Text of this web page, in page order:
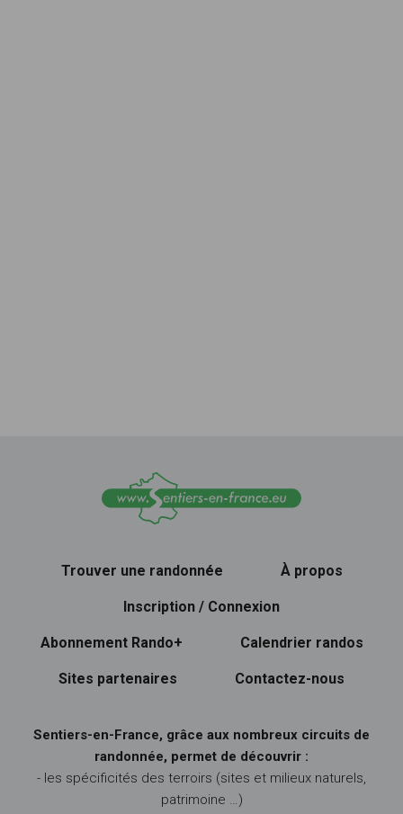
Trouver une randonnée À propos
Inscription / Connexion
Abonnement Rando+ Calendrier randos
Sites partenaires Contactez-nous
Sentiers-en-France, grâce aux nombreux circuits de
randonnée, permet de découvrir :
- les spécificités des terroirs (sites et milieux naturels,
patrimoine …)